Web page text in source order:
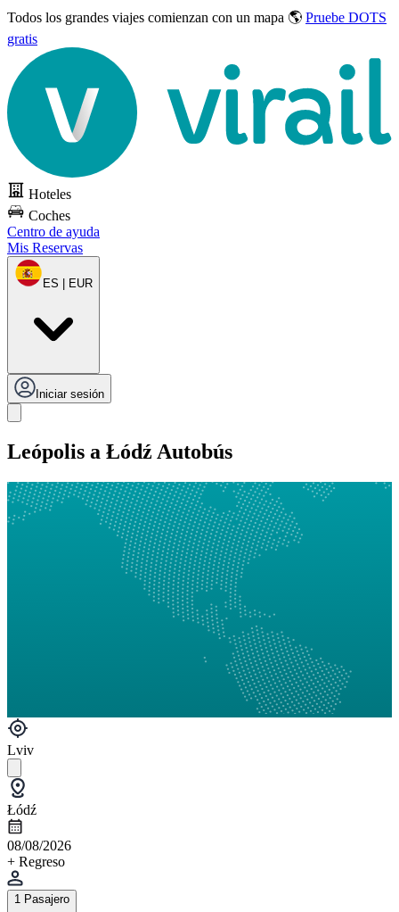
Todos los grandes viajes comienzan con un mapa 🌎 Pruebe DOTS
gratis
Hoteles
Coches
Centro de ayuda
Mis Reservas
ES | EUR
Iniciar sesión
Leópolis a Łódź Autobús
Lviv
Łódź
08/08/2026
+ Regreso
1 Pasajero